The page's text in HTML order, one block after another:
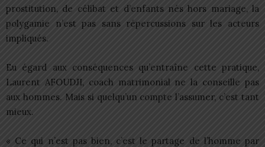
prostitution, de célibat et d’enfants nés hors mariage, la
polygamie n’est pas sans répercussions sur les acteurs
impliqués.
Eu égard aux conséquences qu’entraîne cette pratique,
Laurent AFOUDJI, coach matrimonial ne la conseille pas
aux hommes. Mais si quelqu’un compte l’assumer, c’est tant
mieux.
« Ce qui n’est pas bien, c’est le partage de l’homme par